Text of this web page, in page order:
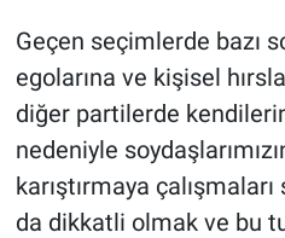
Geçen seçimlerde bazı
egolarına ve kişisel
diğer partilerde
nedeniyle
karıştırmaya
da dikkatli olmak ve bu